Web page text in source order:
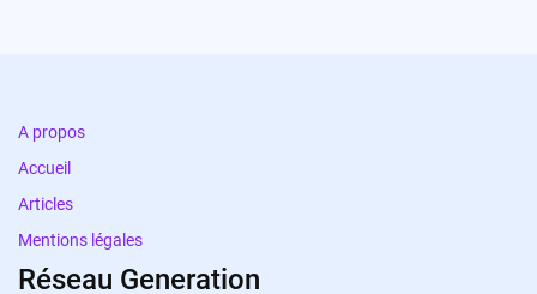
A propos
Accueil
Articles
Mentions légales
Réseau Generation